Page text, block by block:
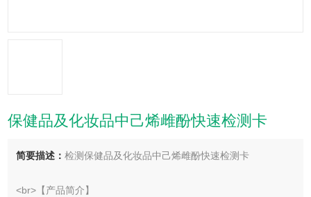
保健品及化妆品中己烯雌酚快速检测卡
简要描述：检测保健品及化妆品中己烯雌酚快速检测卡
<br>【产品简介】